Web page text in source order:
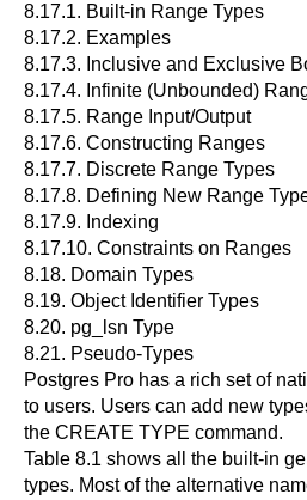
8.17.1. Built-in Range Types
8.17.2. Examples
8.17.3. Inclusive and Exclusive
8.17.4. Infinite (Unbounded)
8.17.5. Range Input/Output
8.17.6. Constructing Ranges
8.17.7. Discrete Range Types
8.17.8. Defining New Range
8.17.9. Indexing
8.17.10. Constraints on Ranges
8.18. Domain Types
8.19. Object Identifier Types
8.20. pg_lsn Type
8.21. Pseudo-Types
Postgres Pro has a rich set of
to users. Users can add new
the CREATE TYPE command.
Table 8.1 shows all the built-in
types. Most of the alternative